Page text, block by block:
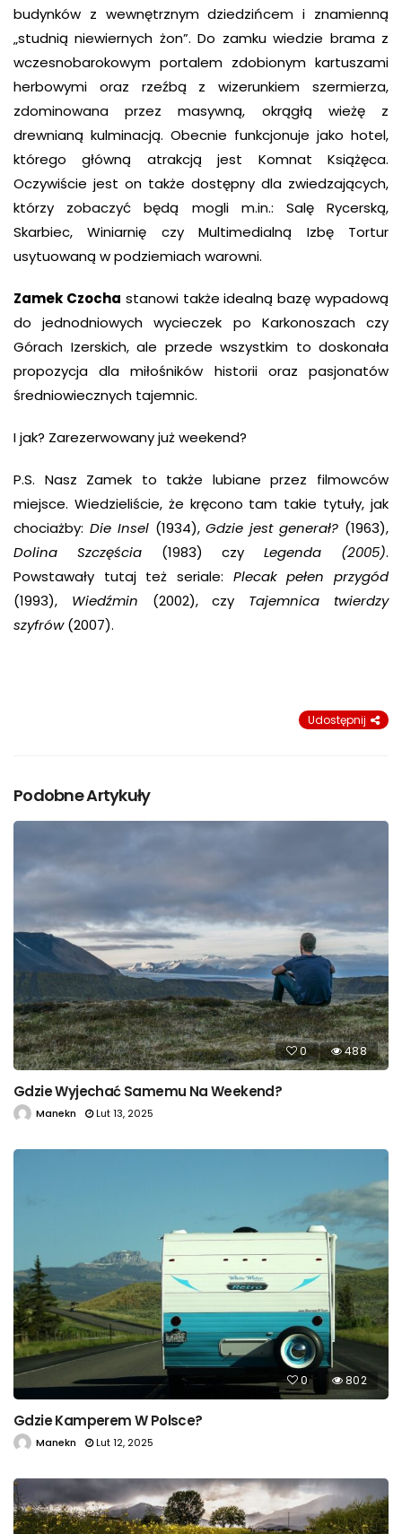
budynków z wewnętrznym dziedzińcem i znamienną
„studnią niewiernych żon”. Do zamku wiedzie brama z
wczesnobarokowym portalem zdobionym kartuszami
herbowymi oraz rzeźbą z wizerunkiem szermierza,
zdominowana przez masywną, okrągłą wieżę z
drewnianą kulminacją. Obecnie funkcjonuje jako hotel,
którego główną atrakcją jest Komnat Książęca.
Oczywiście jest on także dostępny dla zwiedzających,
którzy zobaczyć będą mogli m.in.: Salę Rycerską,
Skarbiec, Winiarnię czy Multimedialną Izbę Tortur
usytuowaną w podziemiach warowni.
Zamek Czocha stanowi także idealną bazę wypadową
do jednodniowych wycieczek po Karkonoszach czy
Górach Izerskich, ale przede wszystkim to doskonała
propozycja dla miłośników historii oraz pasjonatów
średniowiecznych tajemnic.
I jak? Zarezerwowany już weekend?
P.S. Nasz Zamek to także lubiane przez filmowców
miejsce. Wiedzieliście, że kręcono tam takie tytuły, jak
chociażby: Die Insel(1934),Gdzie jest generał? (1963),
Dolina Szczęścia(1983) czyLegenda (2005).
Powstawały tutaj też seriale: Plecak pełen przygód
(1993), Wiedźmin (2002), czy Tajemnica twierdzy
szyfrów(2007).
Udostępnij
Podobne Artykuły
0 488
Gdzie Wyjechać Samemu Na Weekend?
Manekn Lut 13, 2025
0 802
Gdzie Kamperem W Polsce?
Manekn Lut 12, 2025